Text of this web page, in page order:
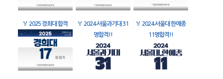
🏅 2025 경희대 합격 🏅 2024 서울과기대 31
명합격!!
🏅 2024 서울대 한예종
11명합격!!